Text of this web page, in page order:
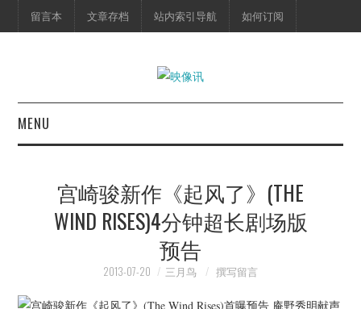
留言本 文章存档 站内索引导航 如何订阅
MENU
映像快讯
宫崎骏新作《起风了》(THE
WIND RISES)4分钟超长剧场版
预告
2013-07-20 三月鸟 撰写留言